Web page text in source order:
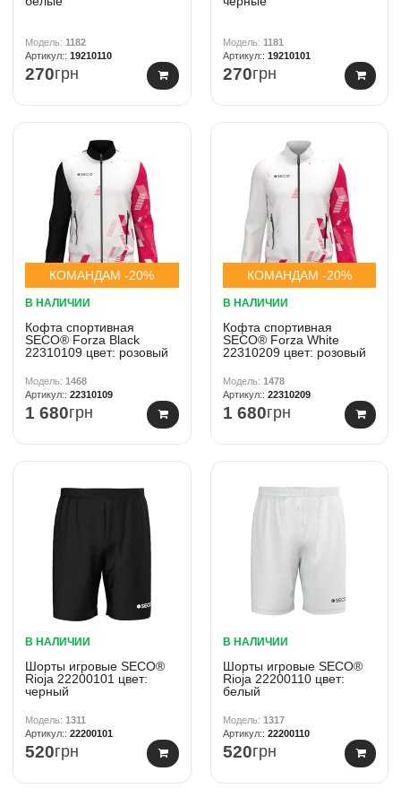
1182
19210110
270грн
1181
19210101
270грн
КОМАНДАМ -20%
В НАЛИЧИИ
Кофта спортивная
SECO® Forza Black
22310109 цвет: розовый
1468
22310109
1 680грн
КОМАНДАМ -20%
В НАЛИЧИИ
Кофта спортивная
SECO® Forza White
22310209 цвет: розовый
1478
22310209
1 680грн
В НАЛИЧИИ
Шорты игровые SECO®
Rioja 22200101 цвет:
черный
1311
22200101
520грн
В НАЛИЧИИ
Шорты игровые SECO®
Rioja 22200110 цвет:
белый
1317
22200110
520грн